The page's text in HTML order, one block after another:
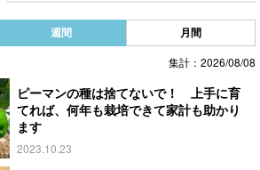
週間 月間
集計：2026/08/08
ピーマンの種は捨てないで！ 上手に育
てれば、何年も栽培できて家計も助かり
ます
2023.10.23